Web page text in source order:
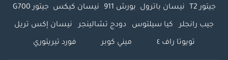
جيتور T2 نيسان باترول بورش 911 نيسان كيكس جيتور G700
جيب رانجلر كيا سيلتوس دودج تشالينجر نيسان إكس تريل
تويوتا راف ٤ ميني كوبر فورد تيريتوري